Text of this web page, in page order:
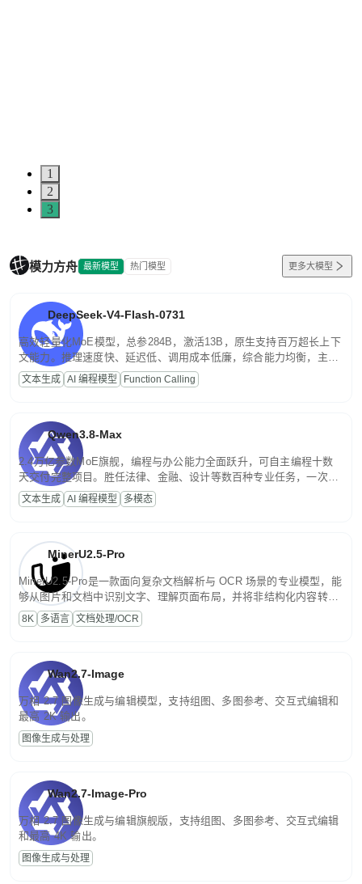
1
2
3
模力方舟 最新模型 热门模型 更多大模型
DeepSeek-V4-Flash-0731
高效轻量化MoE模型，总参284B，激活13B，原生支持百万超长上下
文能力。推理速度快、延迟低、调用成本低廉，综合能力均衡，主打
高并发、轻量化任务，适合日常对话、内容创作、基础 RAG、批量
文案处理等普惠刚需场景。
文本生成 AI 编程模型 Function Calling
Qwen3.8-Max
2.4万亿参数MoE旗舰，编程与办公能力全面跃升，可自主编程十数
天交付完整项目。胜任法律、金融、设计等数百种专业任务，一次对
话端到端交付生产级成果。原生视觉理解贯穿规划、执行与验证全流
程，支持超长文档与长视频的深度语义解析。长程任务中自主规划与
文本生成 AI 编程模型 多模态
MinerU2.5-Pro
MinerU2.5-Pro是一款面向复杂文档解析与 OCR 场景的专业模型，能
够从图片和文档中识别文字、理解页面布局，并将非结构化内容转换
为便于存储、检索和二次处理的结构化结果。
8K 多语言 文档处理/OCR
Wan2.7-Image
万相 2.7 图像生成与编辑模型，支持组图、多图参考、交互式编辑和
最高 2K 输出。
图像生成与处理
Wan2.7-Image-Pro
万相 2.7 图像生成与编辑旗舰版，支持组图、多图参考、交互式编辑
和最高 4K 输出。
图像生成与处理